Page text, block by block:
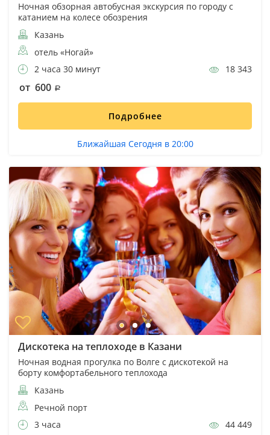
Ночная обзорная автобусная экскурсия по городу с
катанием на колесе обозрения
Казань
отель «Ногай»
2 часа 30 минут
18 343
от 600
Подробнее
Ближайшая Сегодня в 20:00
Дискотека на теплоходе в Казани
Ночная водная прогулка по Волге с дискотекой на
борту комфортабельного теплохода
Казань
Речной порт
3 часа
44 449